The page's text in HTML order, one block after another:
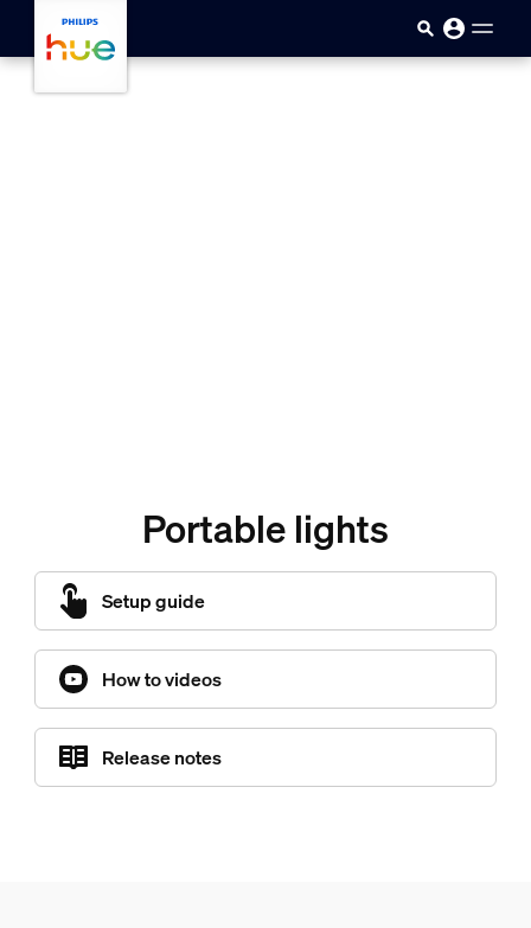
Portable lights
Setup guide
How to videos
Release notes